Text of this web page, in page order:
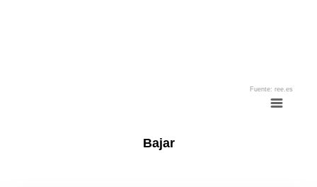
Fuente: ree.es
Bajar